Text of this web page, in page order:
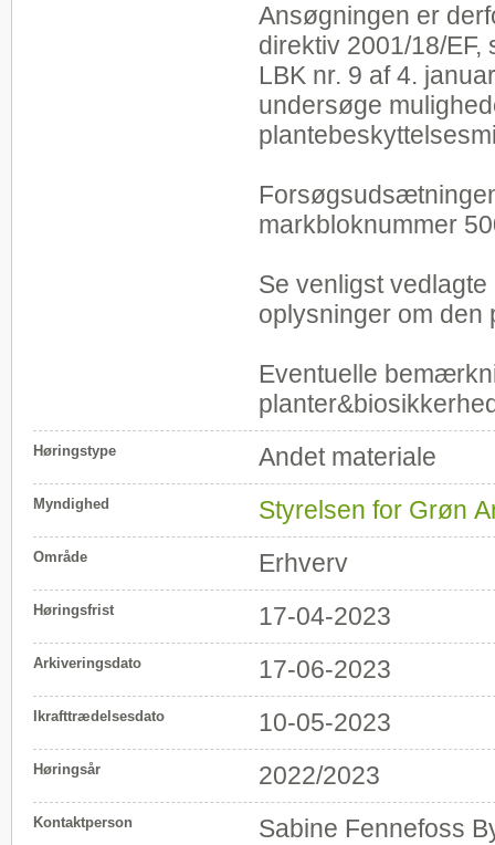
Ansøgningen er
direktiv 2001/18/
LBK nr. 9 af 4.
undersøge
markbloknummer
Se venligst
oplysninger om
Eventuelle
Høringstype Andet materiale
Myndighed Styrelsen for Grøn
Område Erhverv
Høringsfrist 17-04-2023
Arkiveringsdato 17-06-2023
Ikrafttrædelsesdato 10-05-2023
Høringsår 2022/2023
Kontaktperson Sabine Fennefoss